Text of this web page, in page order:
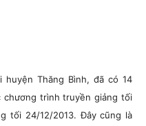
huyện Thăng Bình, đã có 14
chương trình truyền giảng tối
tối 24/12/2013. Đây cũng là